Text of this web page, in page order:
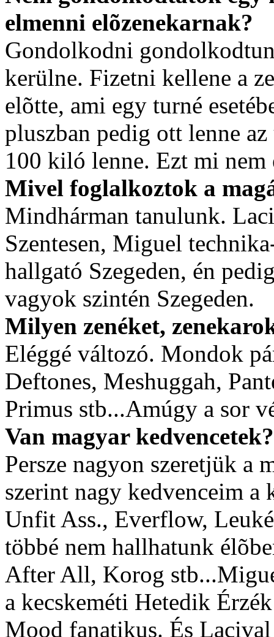
elmenni elõzenekarnak?
Gondolkodni
kerülne. Fizetni kellene a
elõtte, ami egy turné
pluszban pedig ott lenne
100 kiló lenne. Ezt mi
Mivel foglalkoztok a
Mindhárman tanulunk.
Szentesen, Miguel
hallgató Szegeden, én
vagyok szintén Szegeden.
Milyen zenéket,
Eléggé változó. Mondok
Deftones, Meshuggah,
Primus stb...Amúgy a sor
Van magyar kedvencetek?
Persze nagyon szeretjük a
szerint nagy kedvenceim a
Unfit Ass., Everflow,
többé nem hallhatunk
After All, Korog
a kecskeméti Hetedik
Mood fanatikus. És